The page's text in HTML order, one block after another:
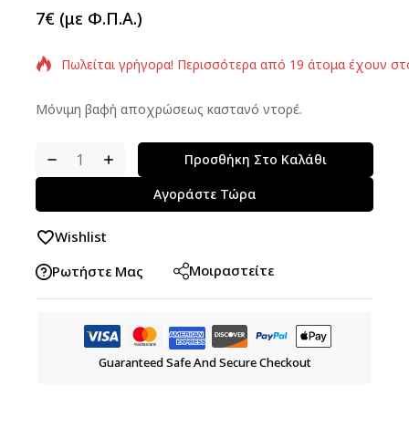
7€ (με Φ.Π.Α.)
Πωλείται γρήγορα! Περισσότερα από 19 άτομα έχουν
Μόνιμη βαφή αποχρώσεως καστανό ντορέ.
Προσθήκη Στο Καλάθι
Αγοράστε Τώρα
Wishlist
Ρωτήστε Μας
Μοιραστείτε
Guaranteed Safe And Secure Checkout